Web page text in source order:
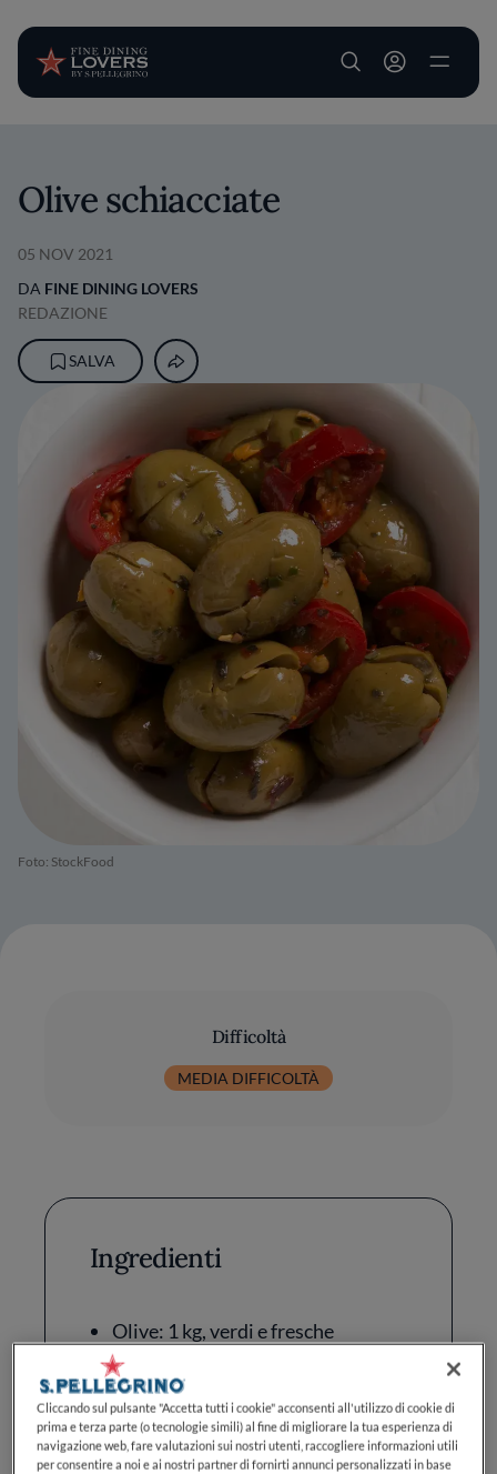
User account
Foto: StockFood
Olive schiacciate
05 NOV 2021
DA FINE DINING LOVERS
REDAZIONE
SALVA
Difficoltà
MEDIA DIFFICOLTÀ
Ingredienti
Olive: 1 kg, verdi e fresche
Olio Extravergine di Oliva: 50 ml
Aglio: 3 spicchi
Peperoncini: 1, fresco
Cliccando sul pulsante "Accetta tutti i cookie" acconsenti all'utilizzo di cookie di
prima e terza parte (o tecnologie simili) al fine di migliorare la tua esperienza di
navigazione web, fare valutazioni sui nostri utenti, raccogliere informazioni utili
per consentire a noi e ai nostri partner di fornirti annunci personalizzati in base